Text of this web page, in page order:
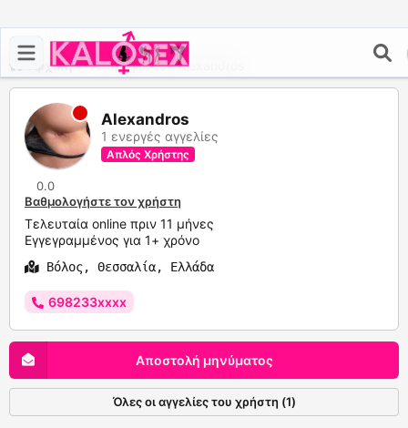
Αρχική >Το προφίλ του Alexandros
Alexandros
1 ενεργές αγγελίες
Απλός Χρήστης
0.0
Βαθμολογήστε τον χρήστη
Τελευταία online πριν 11 μήνες
Εγγεγραμμένος για 1+ χρόνο
Βόλος, Θεσσαλία, Ελλάδα
698233xxxx
Αποστολή μηνύματος
Όλες οι αγγελίες του χρήστη (1)